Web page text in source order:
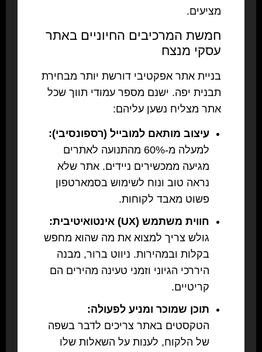
מציעים.
חמשת המרכיבים החיוניים באתר
עסקי מנצח
בניית אתר אפקטיבי דורשת יותר מבחירת
תבנית יפה. ישנם מספר עמודי תווך שכל
אתר מצליח נשען עליהם:
עיצוב מותאם למובייל (רספונסיבי):
למעלה מ-60% מהתנועה לאתרים
מגיעה ממכשירים ניידים. אתר שלא
נראה טוב ונוח לשימוש בסמארטפון
פשוט מאבד לקוחות.
חווית משתמש (UX) אינטואיטיבית:
גולש צריך למצוא את מה שהוא מחפש
בקלות ובמהירות. ניווט ברור, מבנה
היררכי הגיוני וזמני טעינה מהירים הם
קריטיים.
תוכן שמוכר ומניע לפעולה:
הטקסטים באתר צריכים לדבר בשפה
של הלקוח, לענות על השאלות שלו